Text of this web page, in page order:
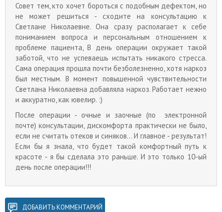
Совет тем, кто хочет бороться с подобным дефектом, но
не может решиться - сходите на консультацию к
Светлане Николаевне. Она сразу располагает к себе
пониманием вопроса и персональным отношением к
проблеме пациента, В день операции окружает такой
заботой, что не успеваешь испытать никакого стресса.
Сама операция прошла почти безболезненно, хотя наркоз
был местным. В момент повышенной чувствительности
Светлана Николаевна добавляла наркоз. Работает нежно
и аккуратно, как ювелир. :)
После операции - очные и заочные (по электронной
почте) консультации, дискомфорта практически не было,
если не считать отеков и синяков... И главное - результат!
Если бы я знала, что будет такой комфортный путь к
красоте - я бы сделала это раньше. И это только 10-ый
день после операции!!!
ДОБАВИТЬ КОММЕНТАРИЙ